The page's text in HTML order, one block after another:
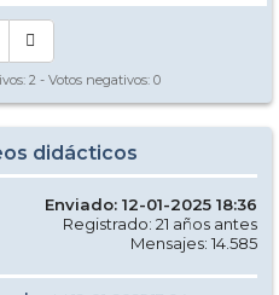
2 - Votos negativos: 0
didácticos
Enviado: 12-01-2025 18:36
Registrado: 21 años antes
Mensajes: 14.585